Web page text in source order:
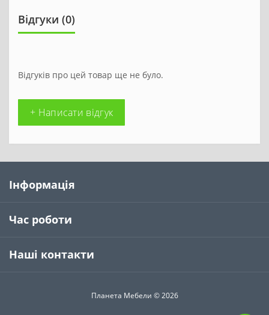
Відгуки (0)
Відгуків про цей товар ще не було.
+ Написати відгук
Інформація
Час роботи
Наші контакти
Планета Мебели © 2026